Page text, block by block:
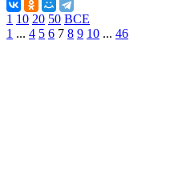
1 10 20 50 ВСЕ
1 ... 4 5 6 7 8 9 10 ... 46